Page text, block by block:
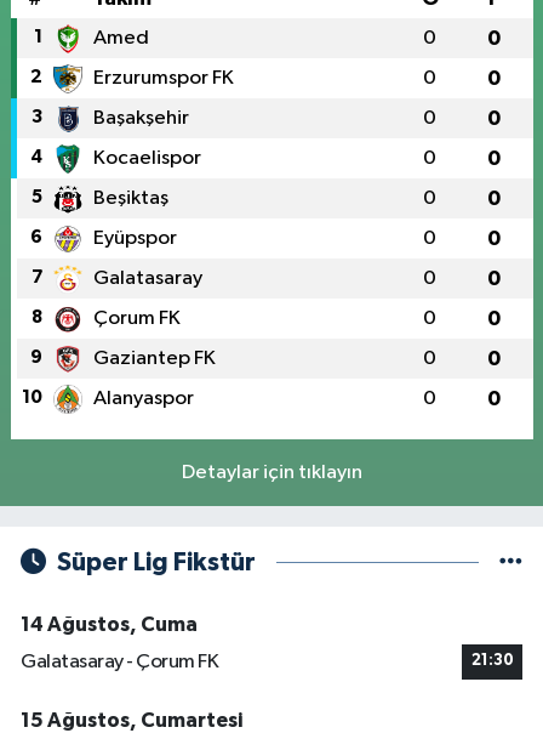
1 Amed 0 0
2 Erzurumspor FK 0 0
3 Başakşehir 0 0
4 Kocaelispor 0 0
5 Beşiktaş 0 0
6 Eyüpspor 0 0
7 Galatasaray 0 0
8 Çorum FK 0 0
9 Gaziantep FK 0 0
10 Alanyaspor 0 0
Detaylar için tıklayın
Süper Lig Fikstür
14 Ağustos, Cuma
Galatasaray - Çorum FK
21:30
15 Ağustos, Cumartesi